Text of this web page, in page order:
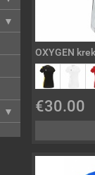
OXYGEN
€30.00